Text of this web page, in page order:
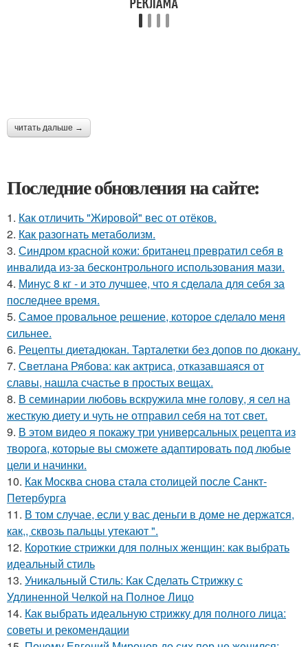
читать дальше →
Последние обновления на сайте:
1. Как отличить "Жировой" вес от отёков.
2. Как разогнать метаболизм.
3. Синдром красной кожи: британец превратил себя в
инвалида из-за бесконтрольного использования мази.
4. Минус 8 кг - и это лучшее, что я сделала для себя за
последнее время.
5. Самое провальное решение, которое сделало меня
сильнее.
6. Рецепты диетадюкан. Тарталетки без допов по дюкану.
7. Светлана Рябова: как актриса, отказавшаяся от
славы, нашла счастье в простых вещах.
8. В семинарии любовь вскружила мне голову, я сел на
жесткую диету и чуть не отправил себя на тот свет.
9. В этом видео я покажу три универсальных рецепта из
творога, которые вы сможете адаптировать под любые
цели и начинки.
10. Как Москва снова стала столицей после Санкт-
Петербурга
11. В том случае, если у вас деньги в доме не держатся,
как,, сквозь пальцы утекают ".
12. Короткие стрижки для полных женщин: как выбрать
идеальный стиль
13. Уникальный Стиль: Как Сделать Стрижку с
Удлиненной Челкой на Полное Лицо
14. Как выбрать идеальную стрижку для полного лица:
советы и рекомендации